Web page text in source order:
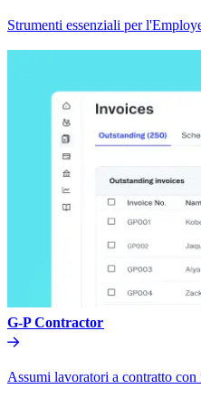
Strumenti essenziali per
G-P Contractor​​
Assumi lavoratori a contratto con